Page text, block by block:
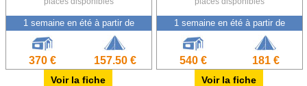
1 semaine en été à partir de
370 € 157.50 €
Voir la fiche
1 semaine en été à partir de
540 € 181 €
Voir la fiche